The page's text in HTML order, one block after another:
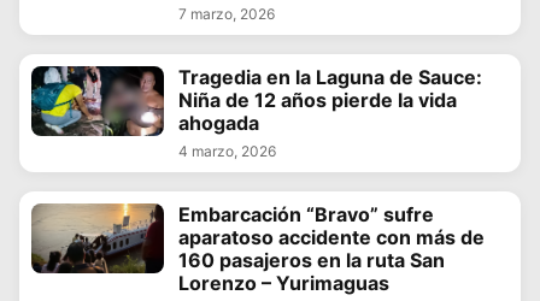
7 marzo, 2026
Tragedia en la Laguna de Sauce:
Niña de 12 años pierde la vida
ahogada
4 marzo, 2026
Embarcación “Bravo” sufre
aparatoso accidente con más de
160 pasajeros en la ruta San
Lorenzo – Yurimaguas